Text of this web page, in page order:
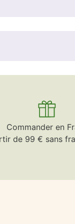
Commander en
de 99 € sans